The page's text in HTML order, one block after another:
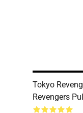
Tokyo
Revengers